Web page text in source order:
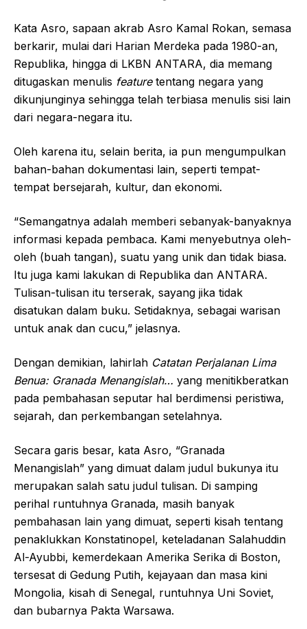
Kata Asro, sapaan akrab Asro Kamal Rokan, semasa
berkarir, mulai dari Harian Merdeka pada 1980-an,
Republika, hingga di LKBN ANTARA, dia memang
ditugaskan menulis featuretentang negara yang
dikunjunginya sehingga telah terbiasa menulis sisi lain
dari negara-negara itu.
Oleh karena itu, selain berita, ia pun mengumpulkan
bahan-bahan dokumentasi lain, seperti tempat-
tempat bersejarah, kultur, dan ekonomi.
“Semangatnya adalah memberi sebanyak-banyaknya
informasi kepada pembaca. Kami menyebutnya oleh-
oleh (buah tangan), suatu yang unik dan tidak biasa.
Itu juga kami lakukan di Republika dan ANTARA.
Tulisan-tulisan itu terserak, sayang jika tidak
disatukan dalam buku. Setidaknya, sebagai warisan
untuk anak dan cucu,” jelasnya.
Dengan demikian, lahirlah Catatan Perjalanan Lima
Benua: Granada Menangislah… yang menitikberatkan
pada pembahasan seputar hal berdimensi peristiwa,
sejarah, dan perkembangan setelahnya.
Secara garis besar, kata Asro, “Granada
Menangislah” yang dimuat dalam judul bukunya itu
merupakan salah satu judul tulisan. Di samping
perihal runtuhnya Granada, masih banyak
pembahasan lain yang dimuat, seperti kisah tentang
penaklukkan Konstatinopel, keteladanan Salahuddin
Al-Ayubbi, kemerdekaan Amerika Serika di Boston,
tersesat di Gedung Putih, kejayaan dan masa kini
Mongolia, kisah di Senegal, runtuhnya Uni Soviet,
dan bubarnya Pakta Warsawa.